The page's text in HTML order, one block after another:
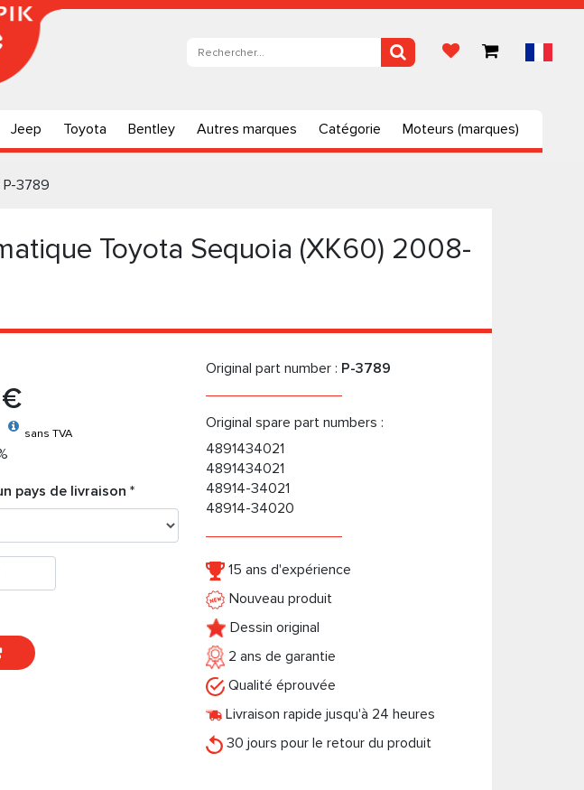
Jeep Toyota Bentley Autres marques Catégorie Moteurs (marques)
3789
Toyota Sequoia (XK60) 2008-
sans TVA
pays de livraison *
Original part number : P-3789
Original spare part numbers :
4891434021
4891434021
48914-34021
48914-34020
15 ans d'expérience
Nouveau produit
Dessin original
2 ans de garantie
Qualité éprouvée
Livraison rapide jusqu'à 24 heures
30 jours pour le retour du produit